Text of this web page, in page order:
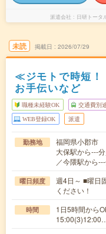
派遣会社 日研トータ
未読 掲載日 2026/07/29
≪ジモトで時短！
お手伝いなど
職種未経験OK 交通費別
WEB登録OK 派遣
勤務地
福岡県小郡市
大保駅から---
／今隈駅から
曜日頻度
週4日～ ■曜日
ください！
時間
1日5時間から